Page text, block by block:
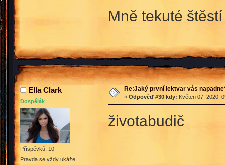
Mně tekuté štěstí
Ella Clark
Dospělák
Příspěvků: 10
Pravda se vždy ukáže.
Re:Jaký první lektvar vás
« Odpověď #30 kdy: Květen 07, 2020,
životabudič